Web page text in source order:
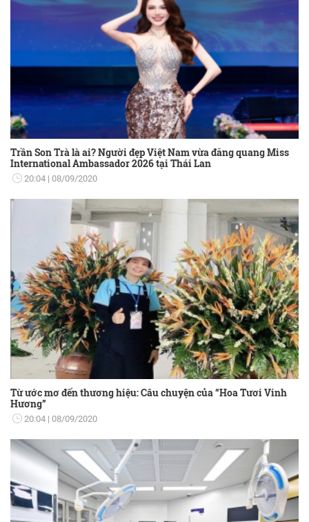
Trần Son Trà là ai? Người đẹp Việt Nam vừa đăng quang Miss
International Ambassador 2026 tại Thái Lan
20:04 08/09/2020
Từ ước mơ đến thương hiệu: Câu chuyện của “Hoa Tươi Vinh
Hương”
20:04 08/09/2020